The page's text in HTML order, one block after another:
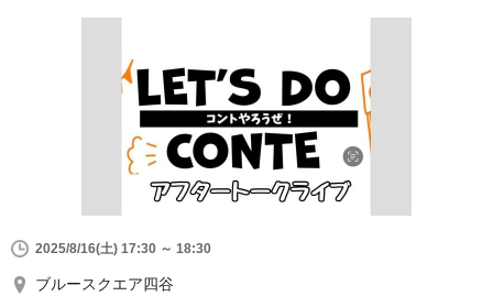
2025/8/16(土) 17:30 ～ 18:30
ブルースクエア四谷